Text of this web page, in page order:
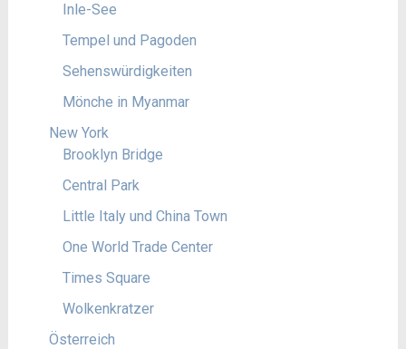
Inle-See
Tempel und Pagoden
Sehenswürdigkeiten
Mönche in Myanmar
New York
Brooklyn Bridge
Central Park
Little Italy und China Town
One World Trade Center
Times Square
Wolkenkratzer
Österreich